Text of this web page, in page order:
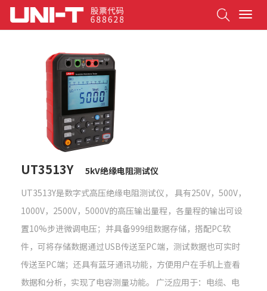
T
o
UT3513Y
5kV绝缘电阻测试仪
UT3513Y是数字式高压绝缘电阻测试仪， 具有250V，500V，
1000V，2500V，5000V的高压输出量程，各量程的输出可设
置10%步进微调电压；并具备999组数据存储，搭配PC软
件，可将存储数据通过USB传送至PC端，测试数据也可实时
传送至PC端；还具有蓝牙通讯功能，方便用户在手机上查看
数据和分析，实现了电容测量功能。 广泛应用于：电缆、电